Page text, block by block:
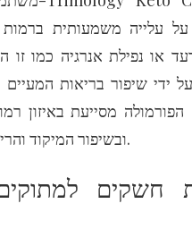
על עלייה משמעותית
או נפילת אנרגיה כמו זו
ידי שיפור בריאות המעיים
הפורמולה מסייעת באיזון
ובשיפור המיקוד והריכוז לאורך היום.
חשקים